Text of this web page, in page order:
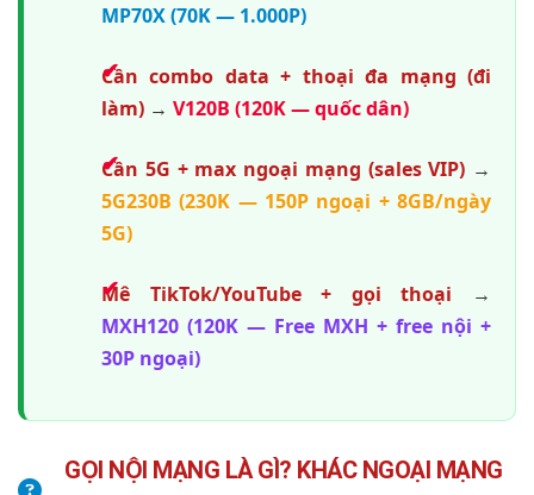
MP70X (70K — 1.000P)
Cần combo data + thoại đa mạng (đi
làm) → V120B (120K — quốc dân)
Cần 5G + max ngoại mạng (sales VIP) →
5G230B (230K — 150P ngoại + 8GB/ngày
5G)
Mê TikTok/YouTube + gọi thoại →
MXH120 (120K — Free MXH + free nội +
30P ngoại)
GỌI NỘI MẠNG LÀ GÌ? KHÁC NGOẠI MẠNG